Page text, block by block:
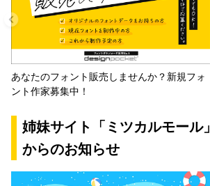
あなたのフォント販売しませんか？新規フォ
ント作家募集中！
姉妹サイト「ミツカルモール」
からのお知らせ